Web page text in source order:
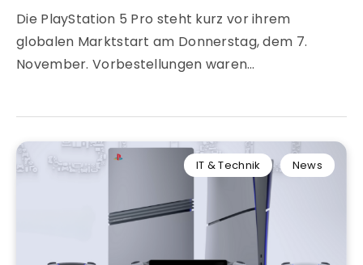
Die PlayStation 5 Pro steht kurz vor ihrem
globalen Marktstart am Donnerstag, dem 7.
November. Vorbestellungen waren…
IT & Technik News